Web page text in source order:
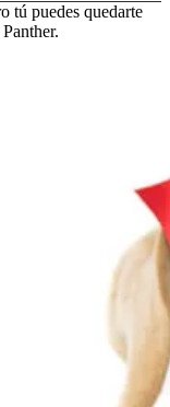
tú puedes quedarte